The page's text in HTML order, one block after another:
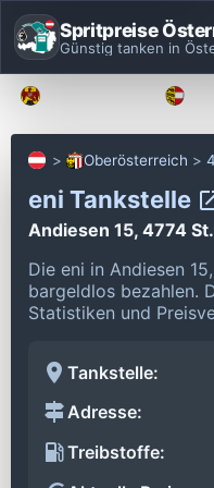
Spritpreise
Günstig tanken in
Oberösterreich
eni Tankstelle
Andiesen 15, 4774
Die eni in Andiesen
bargeldlos bezahlen.
Statistiken und
Tankstelle:
Adresse:
Treibstoffe: